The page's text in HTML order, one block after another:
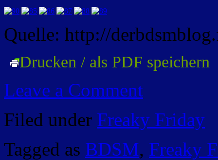
Quelle: http://
Drucken / als PDF speichern
Leave a Comment
Filed under Freaky Friday
Tagged as BDSM, Freaky